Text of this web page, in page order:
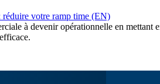
votre ramp time (EN)
à devenir opérationnelle en mettant